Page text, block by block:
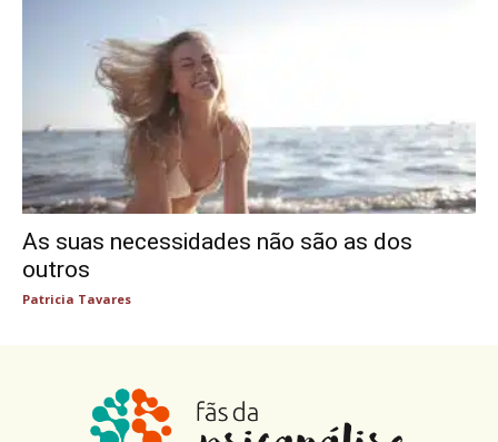
As suas necessidades não são as dos
outros
Patricia Tavares